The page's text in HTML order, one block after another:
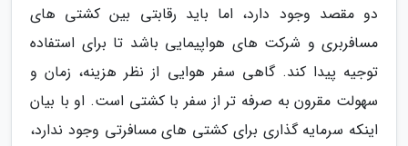
دو مقصد وجود دارد، اما باید رقابتی بین کشتی های
مسافربری و شرکت های هواپیمایی باشد تا برای استفاده
توجیه پیدا کند. گاهی سفر هوایی از نظر هزینه، زمان و
سهولت مقرون به صرفه تر از سفر با کشتی است. او با بیان
اینکه سرمایه گذاری برای کشتی های مسافرتی وجود ندارد،